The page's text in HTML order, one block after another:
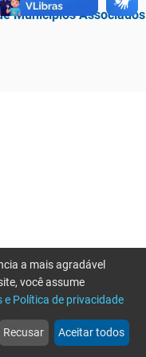
Municípios Associados
web
Notícias
more_horiz
Mais
a mais agradável
você assume
e Política de privacidade
Recusar Aceitar todos
novamente